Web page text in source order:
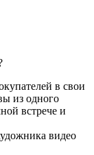
в свои
из одного
встрече и
видео